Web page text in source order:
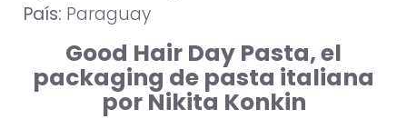
País: Paraguay
Good Hair Day Pasta, el
packaging de pasta italiana
por Nikita Konkin